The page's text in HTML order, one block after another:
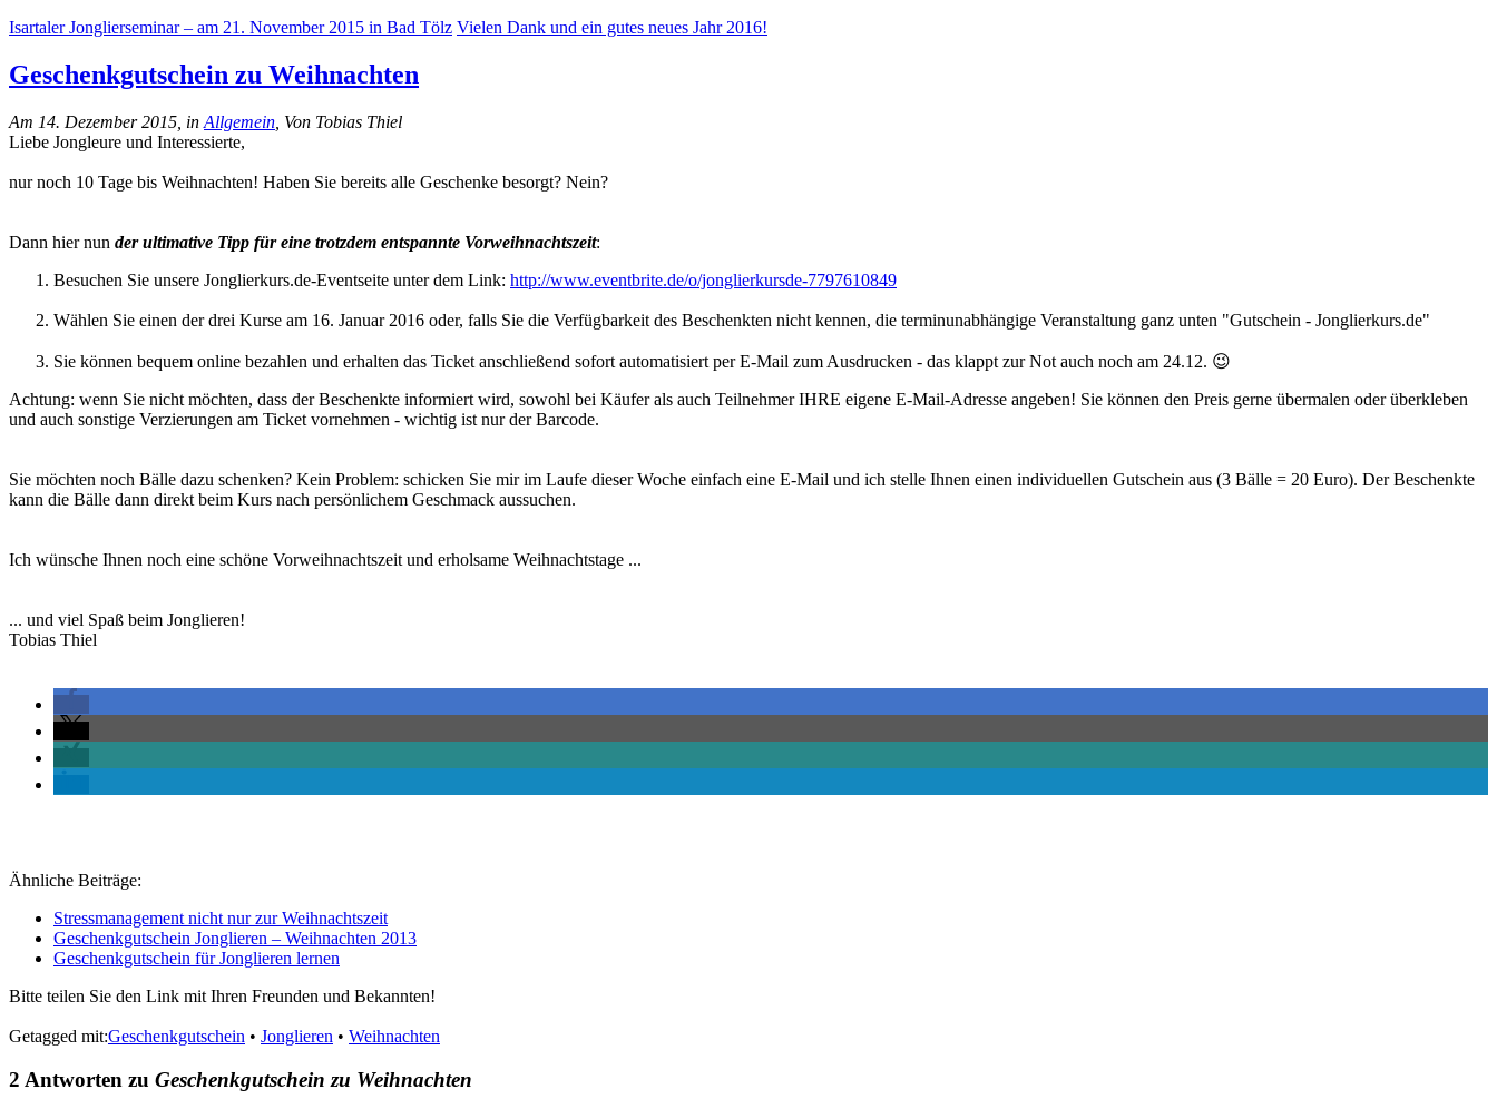
Isartaler Jonglierseminar – am 21. November 2015 in Bad Tölz Vielen Dank und ein gutes neues Jahr 2016!
Geschenkgutschein zu Weihnachten
Am 14. Dezember 2015, in Allgemein , Von Tobias Thiel
Liebe Jongleure und Interessierte,
nur noch 10 Tage bis Weihnachten! Haben Sie bereits alle Geschenke besorgt? Nein?
Dann hier nun der ultimative Tipp für eine trotzdem entspannte Vorweihnachtszeit:
Besuchen Sie unsere Jonglierkurs.de-Eventseite unter dem Link: http://www.eventbrite.de/o/jonglierkursde-7797610849
Wählen Sie einen der drei Kurse am 16. Januar 2016 oder, falls Sie die Verfügbarkeit des Beschenkten nicht kennen, die terminunabhängige Veranstaltung ganz unten "Gutschein - Jonglierkurs.de"
Sie können bequem online bezahlen und erhalten das Ticket anschließend sofort automatisiert per E-Mail zum Ausdrucken - das klappt zur Not auch noch am 24.12. 😉
Achtung: wenn Sie nicht möchten, dass der Beschenkte informiert wird, sowohl bei Käufer als auch Teilnehmer IHRE eigene E-Mail-Adresse angeben! Sie können den Preis gerne übermalen oder überkleben
und auch sonstige Verzierungen am Ticket vornehmen - wichtig ist nur der Barcode.
Sie möchten noch Bälle dazu schenken? Kein Problem: schicken Sie mir im Laufe dieser Woche einfach eine E-Mail und ich stelle Ihnen einen individuellen Gutschein aus (3 Bälle = 20 Euro). Der Beschenkte
kann die Bälle dann direkt beim Kurs nach persönlichem Geschmack aussuchen.
Ich wünsche Ihnen noch eine schöne Vorweihnachtszeit und erholsame Weihnachtstage ...
... und viel Spaß beim Jonglieren!
Tobias Thiel
Ähnliche Beiträge:
Stressmanagement nicht nur zur Weihnachtszeit
Geschenkgutschein Jonglieren – Weihnachten 2013
Geschenkgutschein für Jonglieren lernen
Bitte teilen Sie den Link mit Ihren Freunden und Bekannten!
Getagged mit:Geschenkgutschein • Jonglieren • Weihnachten
2 Antworten zu Geschenkgutschein zu Weihnachten